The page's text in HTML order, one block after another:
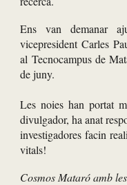
Ens van demanar
vicepresident Carles
al Tecnocampus de
de juny.
Les noies han portat
divulgador, ha anat
investigadores facin
vitals!
Cosmos Mataró amb